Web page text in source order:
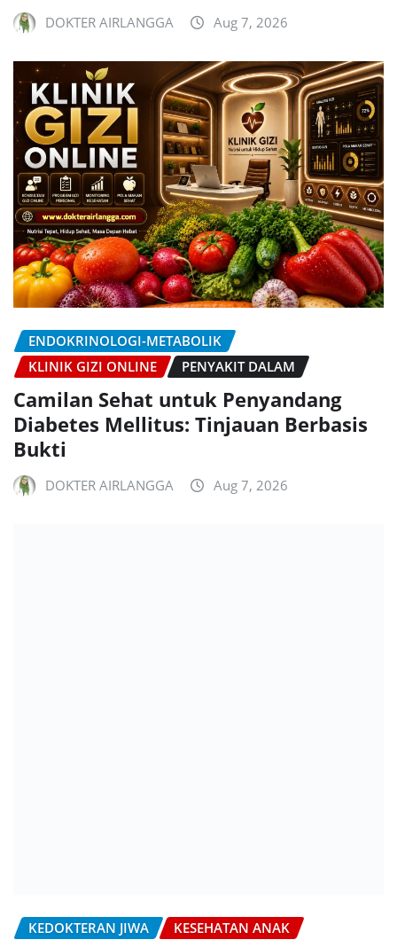
DOKTER AIRLANGGA Aug 7, 2026
ENDOKRINOLOGI-METABOLIK
KLINIK GIZI ONLINE
PENYAKIT DALAM
Camilan Sehat untuk Penyandang
Diabetes Mellitus: Tinjauan Berbasis
Bukti
DOKTER AIRLANGGA Aug 7, 2026
KEDOKTERAN JIWA
KESEHATAN ANAK